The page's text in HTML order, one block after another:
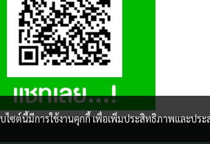
บไซต์นี้มีการใช้งานคุกกี้ เพื่อเพิ่มประสิทธิภาพและปร